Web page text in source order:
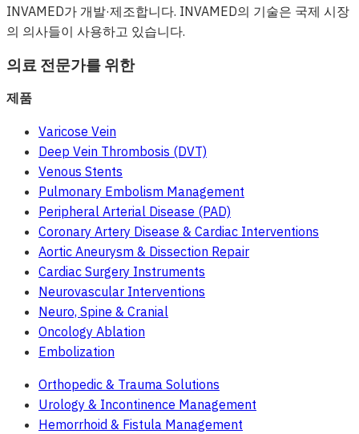
INVAMED가 개발·제조합니다. INVAMED의 기술은 국제 시장
의 의사들이 사용하고 있습니다.
의료 전문가를 위한
제품
Varicose Vein
Deep Vein Thrombosis (DVT)
Venous Stents
Pulmonary Embolism Management
Peripheral Arterial Disease (PAD)
Coronary Artery Disease & Cardiac Interventions
Aortic Aneurysm & Dissection Repair
Cardiac Surgery Instruments
Neurovascular Interventions
Neuro, Spine & Cranial
Oncology Ablation
Embolization
Orthopedic & Trauma Solutions
Urology & Incontinence Management
Hemorrhoid & Fistula Management